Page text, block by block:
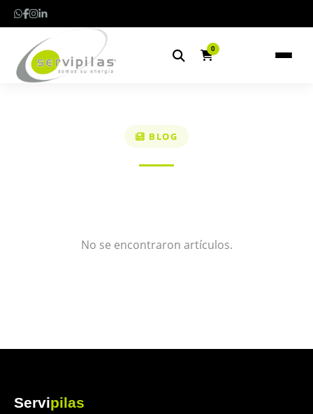
0
BLOG
No se encontraron artículos.
Servipilas